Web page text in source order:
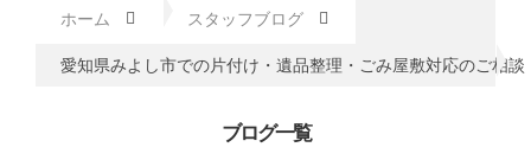
ホーム スタッフブログ
愛知県みよし市での片付け・遺品整理・ごみ屋敷対応のご相
ブログ一覧